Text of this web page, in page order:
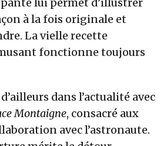
à la fois originale et
La vielle recette
fonctionne toujours
dans l’actualité avec
Montaigne, consacré aux
avec l’astronaute.